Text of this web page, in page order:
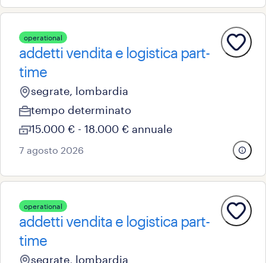
operational
addetti vendita e logistica part-
time
segrate, lombardia
tempo determinato
15.000 € - 18.000 € annuale
7 agosto 2026
operational
addetti vendita e logistica part-
time
segrate, lombardia